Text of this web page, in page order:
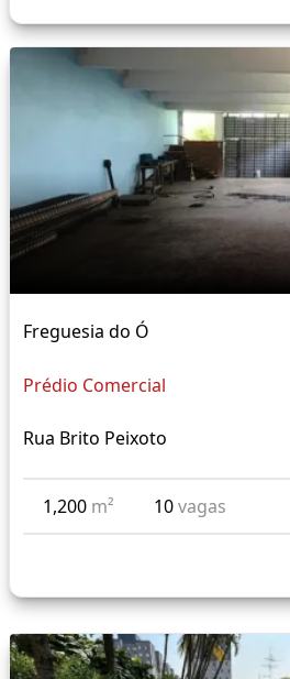
Freguesia do Ó
Prédio Comercial
Rua Brito Peixoto
1,200 m² 10vagas